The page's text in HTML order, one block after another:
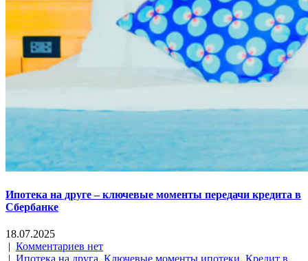
Ипотека на друге – ключевые моменты передачи кредита в
Сбербанке
18.07.2025
| Комментариев нет